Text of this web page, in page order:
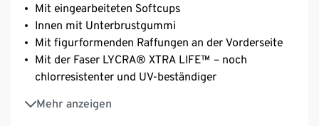
Mit eingearbeiteten Softcups
Innen mit Unterbrustgummi
Mit figurformenden Raffungen an der Vorderseite
Mit der Faser LYCRA® XTRA LIFE™ – noch
chlorresistenter und UV-beständiger
Mehr anzeigen
Längenverstellbare Träger
Gr. 38 empfehlen wir 70–80 Cup B